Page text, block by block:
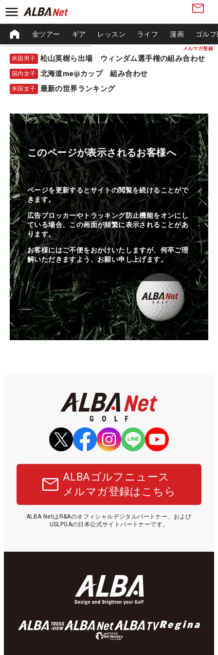
メルマガ登録
全ツアー ギア レッスン ライフ 漫画 ゴル
米国男子 松山英樹ら出場 ウィンダム選手権の組み合わせ
国内女子 北海道meijiカップ 組み合わせ
米国女子 最新の世界ランキング
このページが表示されるお客様へ
ページを更新するとサイトの閲覧を続けることがで
きます。
広告ブロッカーやトラッキング防止機能をオンにし
ている場合、この画面が頻繁に表示されることがあ
ります。
お客様にはご不便をおかけいたしますが、何卒ご理
解いただきますよう、お願い申し上げます。
ALBAゴルフニュース
メルマガ登録はこちら
ALBA NetはR&Aのオフィシャルデジタルパートナー、および
USLPGAの日本公式サイトパートナーです。